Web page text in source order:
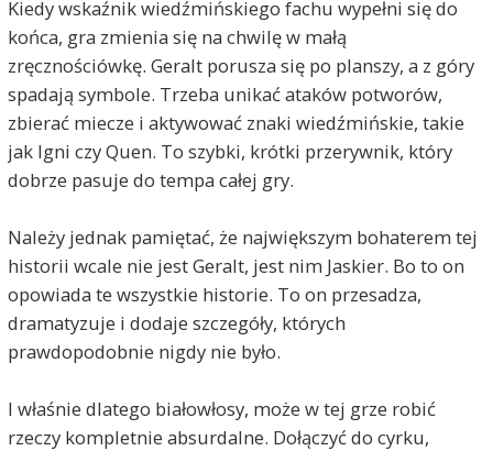
Kiedy wskaźnik wiedźmińskiego fachu wypełni się do
końca, gra zmienia się na chwilę w małą
zręcznościówkę. Geralt porusza się po planszy, a z góry
spadają symbole. Trzeba unikać ataków potworów,
zbierać miecze i aktywować znaki wiedźmińskie, takie
jak Igni czy Quen. To szybki, krótki przerywnik, który
dobrze pasuje do tempa całej gry.
Należy jednak pamiętać, że największym bohaterem tej
historii wcale nie jest Geralt, jest nim Jaskier. Bo to on
opowiada te wszystkie historie. To on przesadza,
dramatyzuje i dodaje szczegóły, których
prawdopodobnie nigdy nie było.
I właśnie dlatego białowłosy, może w tej grze robić
rzeczy kompletnie absurdalne. Dołączyć do cyrku,